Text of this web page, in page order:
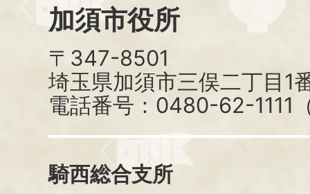
加須市役所
〒347-8501
埼玉県加須市三俣二丁目1
電話番号：0480-62-1111
騎西総合支所